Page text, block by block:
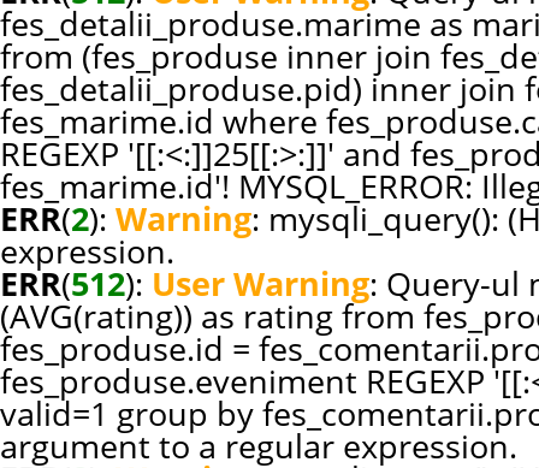
fes_detalii_produse.marime as
from (fes_produse inner join
fes_detalii_produse.pid) inner join
fes_marime.id where
REGEXP '[[:<:]]25[[:>:]]' and
fes_marime.id'! MYSQL_ERROR:
ERR(2): Warning: mysqli_query():
expression.
ERR(512): User Warning: Query-ul
(AVG(rating)) as rating from
fes_produse.id =
fes_produse.eveniment REGEXP
valid=1 group by
argument to a regular expression.